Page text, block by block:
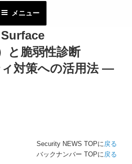
メニュー
と脆弱性診断
対策への活用法 ―
Security NEWS TOPに戻る
バックナンバー TOPに戻る